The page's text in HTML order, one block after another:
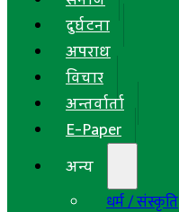
दुर्घटना
अपराध
विचार
अन्तर्वार्ता
E-Paper
अन्य
धर्म / संस्कृति